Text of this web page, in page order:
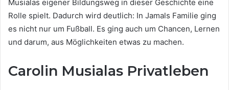
Musialas eigener Bildungsweg in dieser Geschichte eine
Rolle spielt. Dadurch wird deutlich: In Jamals Familie ging
es nicht nur um Fußball. Es ging auch um Chancen, Lernen
und darum, aus Möglichkeiten etwas zu machen.
Carolin Musialas Privatleben